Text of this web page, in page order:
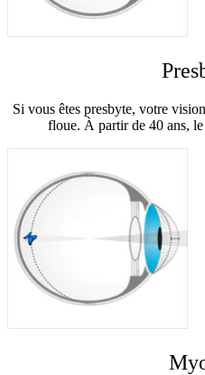
Si vous êtes presbyte, votre
floue. À partir de 40 ans,